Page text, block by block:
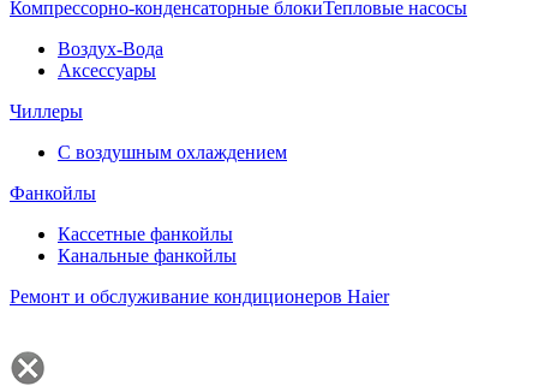
Компрессорно-конденсаторные блокиТепловые насосы
Воздух-Вода
Аксессуары
Чиллеры
С воздушным охлаждением
Фанкойлы
Кассетные фанкойлы
Канальные фанкойлы
Ремонт и обслуживание кондиционеров Haier